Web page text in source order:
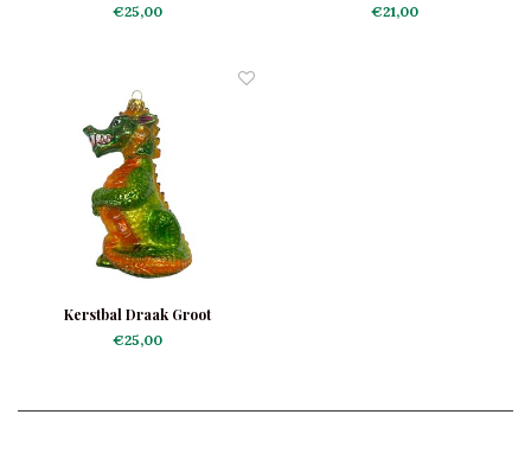
€25,00 €21,00
Kerstbal Draak Groot
€25,00